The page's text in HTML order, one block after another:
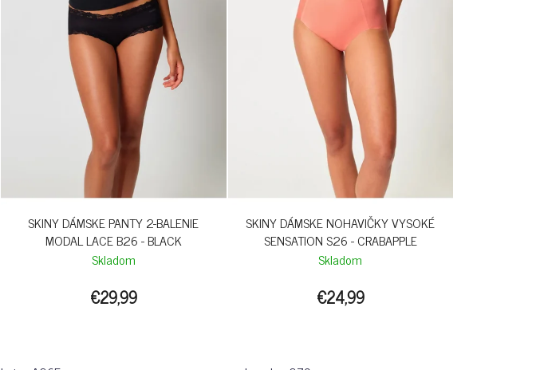
SKINY DÁMSKE PANTY 2-BALENIE
MODAL LACE B26 - BLACK
Skladom
€29,99
SKINY DÁMSKE NOHAVIČKY VYSOKÉ
SENSATION S26 - CRABAPPLE
Skladom
€24,99